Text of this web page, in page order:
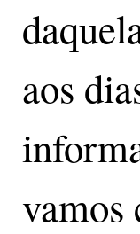
aos
vamos